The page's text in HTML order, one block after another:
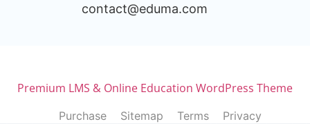
contact@eduma.com
Premium LMS & Online Education WordPress Theme
Privacy
Terms
Sitemap
Purchase